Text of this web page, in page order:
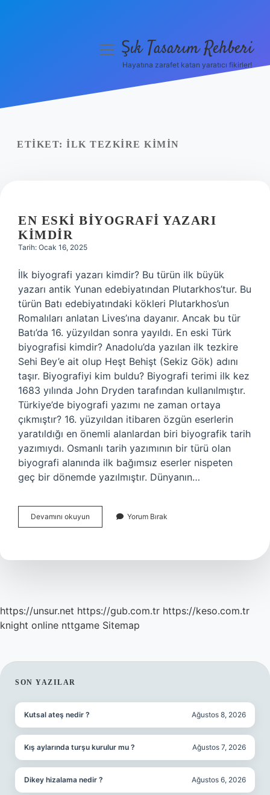
Yasal Uyarı
menüyüŞık Tasarım Rehberi
Hayatına zarafet katan yaratıcı fikirler!
ETIKET: İLK TEZKIRE KIMIN
EN ESKI BIYOGRAFI YAZARI
KIMDIR
Tarih: Ocak 16, 2025
İlk biyografi yazarı kimdir? Bu türün ilk büyük
yazarı antik Yunan edebiyatından Plutarkhos’tur. Bu
türün Batı edebiyatındaki kökleri Plutarkhos’un
Romalıları anlatan Lives’ına dayanır. Ancak bu tür
Batı’da 16. yüzyıldan sonra yayıldı. En eski Türk
biyografisi kimdir? Anadolu’da yazılan ilk tezkire
Sehi Bey’e ait olup Heşt Behişt (Sekiz Gök) adını
taşır. Biyografiyi kim buldu? Biyografi terimi ilk kez
1683 yılında John Dryden tarafından kullanılmıştır.
Türkiye’de biyografi yazımı ne zaman ortaya
çıkmıştır? 16. yüzyıldan itibaren özgün eserlerin
yaratıldığı en önemli alanlardan biri biyografik tarih
yazımıydı. Osmanlı tarih yazımının bir türü olan
biyografi alanında ilk bağımsız eserler nispeten
geç bir dönemde yazılmıştır. Dünyanın…
Devamını okuyun
Eski
Kimdir
Yorum Bırak
https://unsur.net https://gub.com.tr https://keso.com.tr
knight online nttgame Sitemap
SIDEBAR
SON YAZILAR
Kutsal ateş nedir ? Ağustos 8, 2026
Kış aylarında turşu kurulur mu ? Ağustos 7, 2026
Dikey hizalama nedir ? Ağustos 6, 2026